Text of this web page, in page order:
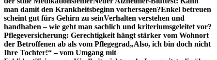
man damit den Krankheitsbeginn vorhersagen?Enkel betreuen
scheint gut fürs Gehirn zu seinVerhalten verstehen und
handhaben – wie geht man sachlich und kriteriumsgeleitet vor?
Pflegeversicherung: Gerechtigkeit hängt stärker vom Wohnort
der Betroffenen ab als vom Pflegegrad„Also, ich bin doch nicht
Ihre Tochter!“ – vom Umgang mit